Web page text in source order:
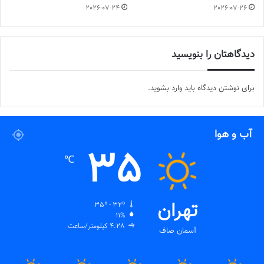
2026-07-26
2026-07-24
دیدگاهتان را بنویسید
برای نوشتن دیدگاه باید وارد بشوید.
آب و هوا
تهران
آسمان صاف
35
℃
11%
4.28 کیلومتر/ساعت